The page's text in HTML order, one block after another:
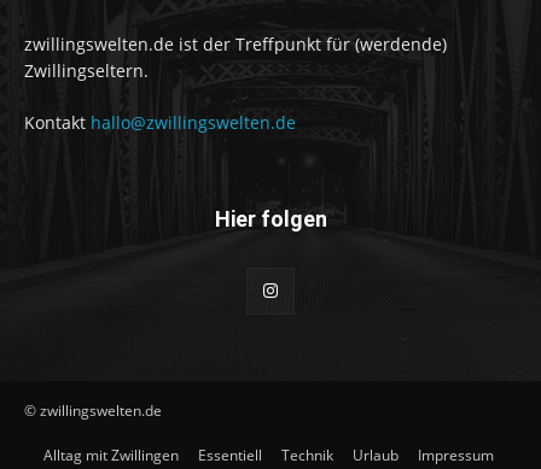
zwillingswelten.de ist der Treffpunkt für (werdende)
Zwillingseltern.
Kontakt hallo@zwillingswelten.de
Hier folgen
© zwillingswelten.de
Alltag mit Zwillingen Essentiell Technik Urlaub Impressum